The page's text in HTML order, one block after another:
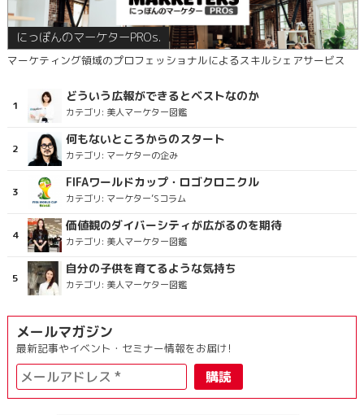
にっぽんのマーケターPROs.
マーケティング領域のプロフェッショナルによるスキルシェアサービス
どういう広報ができるとベストなのか
カテゴリ: 美人マーケター図鑑
何もないところからのスタート
カテゴリ: マーケターの企み
FIFAワールドカップ・ロゴクロニクル
カテゴリ: マーケター’Sコラム
価値観のダイバーシティが広がるのを期待
カテゴリ: 美人マーケター図鑑
自分の子供を育てるような気持ち
カテゴリ: 美人マーケター図鑑
メールマガジン
最新記事やイベント・セミナー情報をお届け!